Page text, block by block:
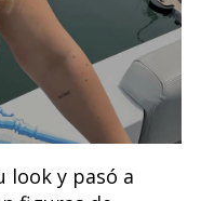
look y pasó a